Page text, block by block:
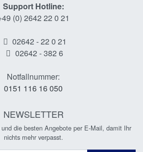
Support Hotline:
(0) 2642 22 0 21
02642 - 22 0 21
02642 - 382 6
Notfallnummer:
0151 116 16 050
NEWSLETTER
die besten Angebote per E-Mail, damit Ihr
nichts mehr verpasst.